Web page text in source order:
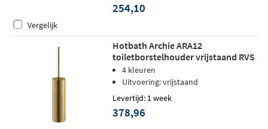
254,10
Vergelijk
Hotbath Archie ARA12
toiletborstelhouder vrijstaand RVS
316 - Geborsteld Messing PVD
4 kleuren
Uitvoering: vrijstaand
Levertijd: 1 week
378,96